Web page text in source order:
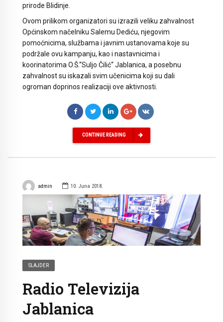
prirode Blidinje.
Ovom prilikom organizatori su izrazili veliku zahvalnost
Općinskom načelniku Salemu Dediću, njegovim
pomoćnicima, službama i javnim ustanovama koje su
podržale ovu kampanju, kao i nastavnicima i
koorinatorima O.Š.“Suljo Čilić“ Jablanica, a posebnu
zahvalnost su iskazali svim učenicima koji su dali
ogroman doprinos realizaciji ove aktivnosti.
CONTINUE READING
admin 10. Juna 2018.
SLAJDER
Radio Televizija
Jablanica